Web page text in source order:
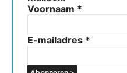
Voornaam *
E-mailadres *